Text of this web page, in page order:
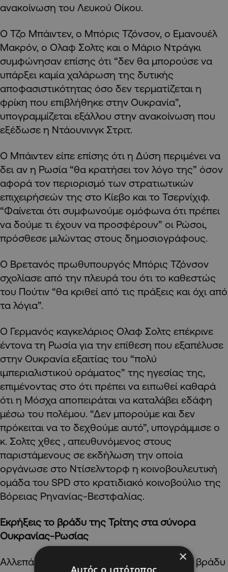
ανακοίνωση του Λευκού Οίκου.
Ο Τζο Μπάιντεν, ο Μπόρις Τζόνσον, ο Εμανουέλ
Μακρόν, ο Ολαφ Σολτς και ο Μάριο Ντράγκι
συμφώνησαν επίσης ότι “δεν θα μπορούσε να
υπάρξει καμία χαλάρωση της δυτικής
αποφασιστικότητας όσο δεν τερματίζεται η
φρίκη που επιβλήθηκε στην Ουκρανία”,
υπογραμμίζεται εξάλλου στην ανακοίνωση που
εξέδωσε η Ντάουνινγκ Στριτ.
Ο Μπάιντεν είπε επίσης ότι η Δύση περιμένει να
δει αν η Ρωσία “θα κρατήσει τον λόγο της” όσον
αφορά τον περιορισμό των στρατιωτικών
επιχειρήσεών της στο Κίεβο και το Τσερνίχιφ.
“Φαίνεται ότι συμφωνούμε ομόφωνα ότι πρέπει
να δούμε τι έχουν να προσφέρουν” οι Ρώσοι,
πρόσθεσε μιλώντας στους δημοσιογράφους.
Ο Βρετανός πρωθυπουργός Μπόρις Τζόνσον
σχολίασε από την πλευρά του ότι το καθεστώς
του Πούτιν “θα κριθεί από τις πράξεις και όχι από
τα λόγια”.
Ο Γερμανός καγκελάριος Ολαφ Σολτς επέκρινε
έντονα τη Ρωσία για την επίθεση που εξαπέλυσε
στην Ουκρανία εξαιτίας του “πολύ
ιμπεριαλιστικού οράματος” της ηγεσίας της,
επιμένοντας στο ότι πρέπει να ειπωθεί καθαρά
ότι η Μόσχα αποπειράται να καταλάβει εδάφη
μέσω του πολέμου. “Δεν μπορούμε και δεν
πρόκειται να το δεχθούμε αυτό”, υπογράμμισε ο
κ. Σολτς χθες , απευθυνόμενος στους
παριστάμενους σε εκδήλωση την οποία
οργάνωσε στο Ντίσελντορφ η κοινοβουλευτική
ομάδα του SPD στο κρατιδιακό κοινοβούλιο της
Βόρειας Ρηνανίας-Βεστφαλίας.
Εκρήξεις το βράδυ της Τρίτης στα σύνορα
Ουκρανίας-Ρωσίας
Αλλεπάλληλες εκρήξεις ακούστηκαν χθες βράδυ
×
Αυτός ο ιστότοπος